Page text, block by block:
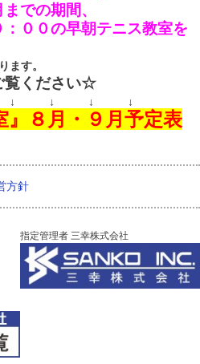
での期間、
００の早朝テニス教室を
ます。
覧ください☆
↓ ↓ ↓
』８月・９月予定表
方針
指定管理者 三幸株式会社